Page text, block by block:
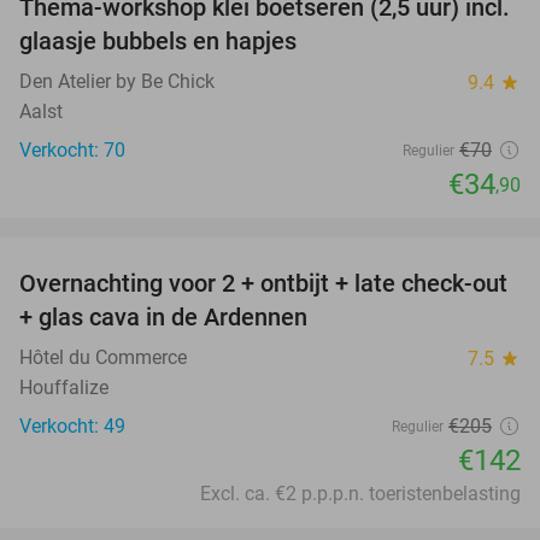
50%
Thema-workshop klei boetseren (2,5 uur) incl.
glaasje bubbels en hapjes
Den Atelier by Be Chick 9.4 star
Aalst
Verkocht: 70
Regulier €70
€34,90
31%
Overnachting voor 2 + ontbijt + late check-out
+ glas cava in de Ardennen
Hôtel du Commerce 7.5 star
Houffalize
Verkocht: 49
Regulier €205
€142
Excl. ca. €2 p.p.p.n. toeristenbelasting